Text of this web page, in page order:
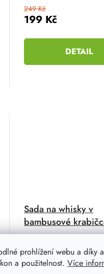
prohlížení webu a díky
a použitelnost. Více
199 Kč
249 Kč
DETAIL
Sada na whisky v
bambusové
Luxusní sada v
dárkové krabičce na
mojito nebo jiné